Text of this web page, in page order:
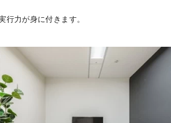
行力が身に付きます。